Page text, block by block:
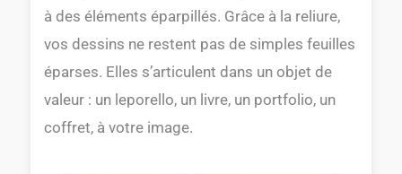
à des éléments éparpillés. Grâce à la reliure,
vos dessins ne restent pas de simples feuilles
éparses. Elles s’articulent dans un objet de
valeur : un leporello, un livre, un portfolio, un
coffret, à votre image.